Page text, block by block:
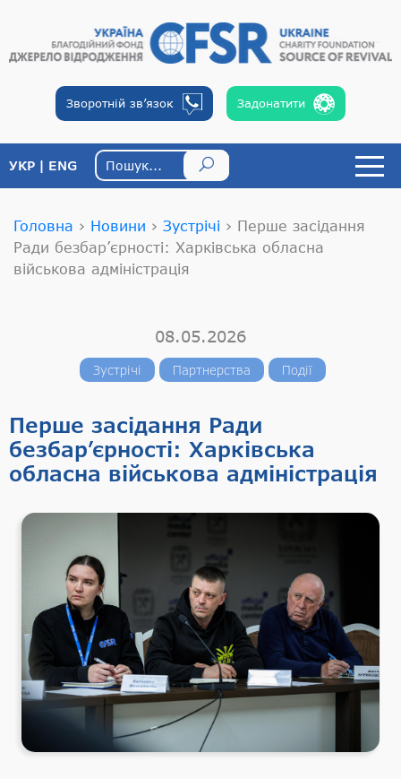
Зворотній зв’язок Задонатити
УКР ENG
Головна › Новини › Зустрічі › Перше засідання
Ради безбар’єрності: Харківська обласна
військова адміністрація
08.05.2026
Зустрічі Партнерства Події
Перше засідання Ради
безбар’єрності: Харківська
обласна військова адміністрація